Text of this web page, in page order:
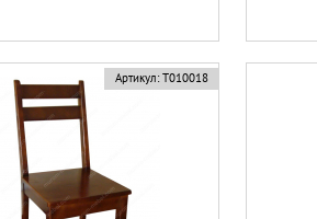
Артикул: Т010018